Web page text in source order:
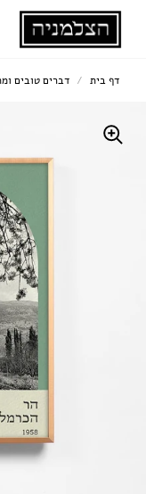
דף בית / דברים טובים